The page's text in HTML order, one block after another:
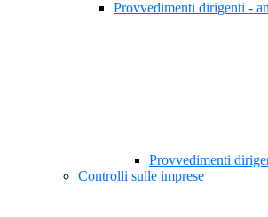
Provvedimenti dirigenti -
Provvedimenti
Controlli sulle imprese